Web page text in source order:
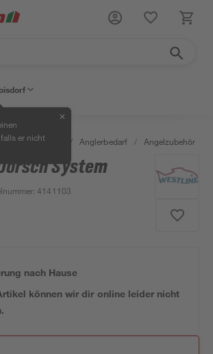
, falls er nicht
✕
/ Tierbedarf / Anglerbedarf / Angelzubehör
System
:4141103
nach Hause
können wir dir online leider nicht